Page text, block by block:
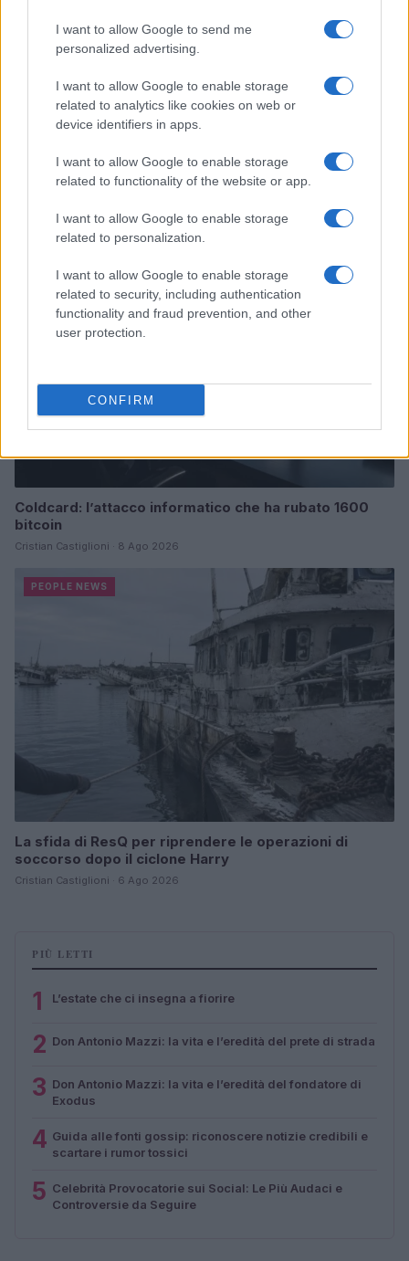
I want to allow Google to send me
personalized advertising.
I want to allow Google to enable storage
related to analytics like cookies on web or
device identifiers in apps.
I want to allow Google to enable storage
related to functionality of the website or app.
I want to allow Google to enable storage
related to personalization.
I want to allow Google to enable storage
related to security, including authentication
functionality and fraud prevention, and other
user protection.
CONFIRM
Tai chi a impatto dolce per rafforzare core e postura
Matteo Pellegrino · 8 Ago 2026
Coldcard: l’attacco informatico che ha rubato 1600
bitcoin
Cristian Castiglioni · 8 Ago 2026
PEOPLE NEWS
La sfida di ResQ per riprendere le operazioni di
soccorso dopo il ciclone Harry
Cristian Castiglioni · 6 Ago 2026
PIÙ LETTI
1 L’estate che ci insegna a fiorire
2 Don Antonio Mazzi: la vita e l’eredità del prete di strada
3 Don Antonio Mazzi: la vita e l’eredità del fondatore di
Exodus
4 Guida alle fonti gossip: riconoscere notizie credibili e
scartare i rumor tossici
5 Celebrità Provocatorie sui Social: Le Più Audaci e
Controversie da Seguire